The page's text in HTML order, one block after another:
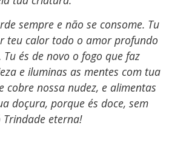
sempre e não se consome. Tu
teu calor todo o amor profundo
és de novo o fogo que faz
e iluminas as mentes com tua
cobre nossa nudez, e alimentas
doçura, porque és doce, sem
eterna!